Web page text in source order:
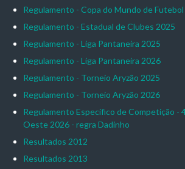
Regulamento - Copa do Mundo de
Regulamento - Estadual de Clubes 2025
Regulamento - Liga Pantaneira 2025
Regulamento - Liga Pantaneira 2026
Regulamento - Torneio Aryzão 2025
Regulamento - Torneio Aryzão 2026
Regulamento Específico de Competição -
Oeste 2026 - regra Dadinho
Resultados 2012
Resultados 2013